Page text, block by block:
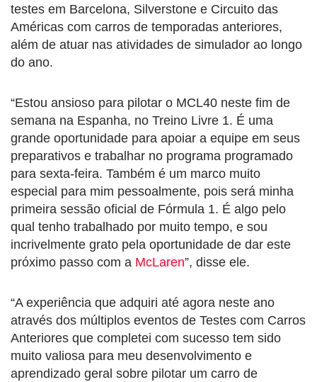
testes em Barcelona, Silverstone e Circuito das
Américas com carros de temporadas anteriores,
além de atuar nas atividades de simulador ao longo
do ano.
“Estou ansioso para pilotar o MCL40 neste fim de
semana na Espanha, no Treino Livre 1. É uma
grande oportunidade para apoiar a equipe em seus
preparativos e trabalhar no programa programado
para sexta-feira. Também é um marco muito
especial para mim pessoalmente, pois será minha
primeira sessão oficial de Fórmula 1. É algo pelo
qual tenho trabalhado por muito tempo, e sou
incrivelmente grato pela oportunidade de dar este
próximo passo com a McLaren”, disse ele.
“A experiência que adquiri até agora neste ano
através dos múltiplos eventos de Testes com Carros
Anteriores que completei com sucesso tem sido
muito valiosa para meu desenvolvimento e
aprendizado geral sobre pilotar um carro de